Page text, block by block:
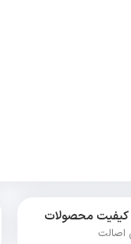
محصولات
اصالت